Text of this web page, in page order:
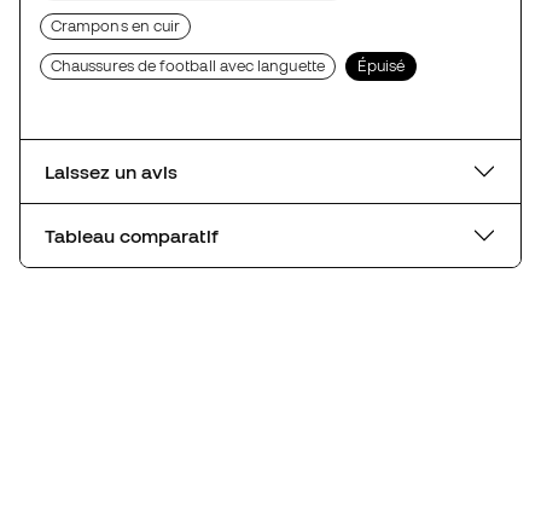
Crampons en cuir
Chaussures de football avec languette Épuisé
Laissez un avis
Tableau comparatif